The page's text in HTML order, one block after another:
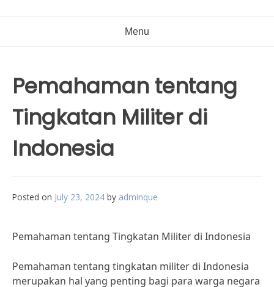
Menu
Pemahaman tentang
Tingkatan Militer di
Indonesia
Posted on July 23, 2024 by adminque
Pemahaman tentang Tingkatan Militer di Indonesia
Pemahaman tentang tingkatan militer di Indonesia
merupakan hal yang penting bagi para warga negara